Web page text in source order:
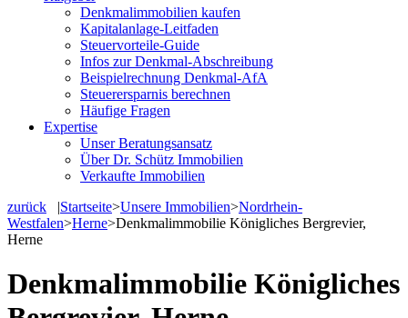
Denkmalimmobilien kaufen
Kapitalanlage-Leitfaden
Steuervorteile-Guide
Infos zur Denkmal-Abschreibung
Beispielrechnung Denkmal-AfA
Steuerersparnis berechnen
Häufige Fragen
Expertise
Unser Beratungsansatz
Über Dr. Schütz Immobilien
Verkaufte Immobilien
zurück |Startseite>Unsere Immobilien>Nordrhein-
Westfalen>Herne>Denkmalimmobilie Königliches Bergrevier,
Herne
Denkmalimmobilie Königliches